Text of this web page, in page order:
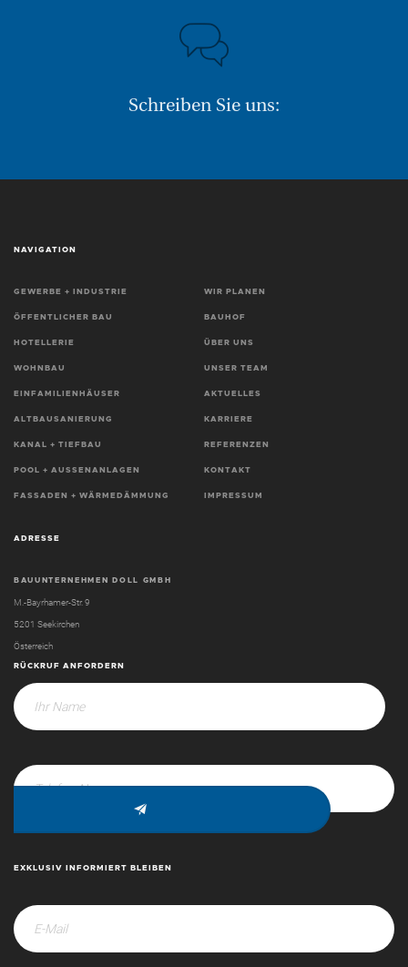
Schreiben Sie uns:
NAVIGATION
GEWERBE + INDUSTRIE
ÖFFENTLICHER BAU
HOTELLERIE
WOHNBAU
EINFAMILIENHÄUSER
ALTBAUSANIERUNG
KANAL + TIEFBAU
POOL + AUSSENANLAGEN
FASSADEN + WÄRMEDÄMMUNG
WIR PLANEN
BAUHOF
ÜBER UNS
UNSER TEAM
AKTUELLES
KARRIERE
REFERENZEN
KONTAKT
IMPRESSUM
ADRESSE
BAUUNTERNEHMEN DOLL GMBH
M.-Bayrhamer-Str. 9
5201 Seekirchen
Österreich
RÜCKRUF ANFORDERN
EXKLUSIV INFORMIERT BLEIBEN